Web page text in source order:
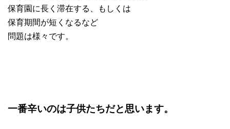
保育園に長く滞在する、もしくは
保育期間が短くなるなど
問題は様々です。
一番辛いのは子供たちだと思います。